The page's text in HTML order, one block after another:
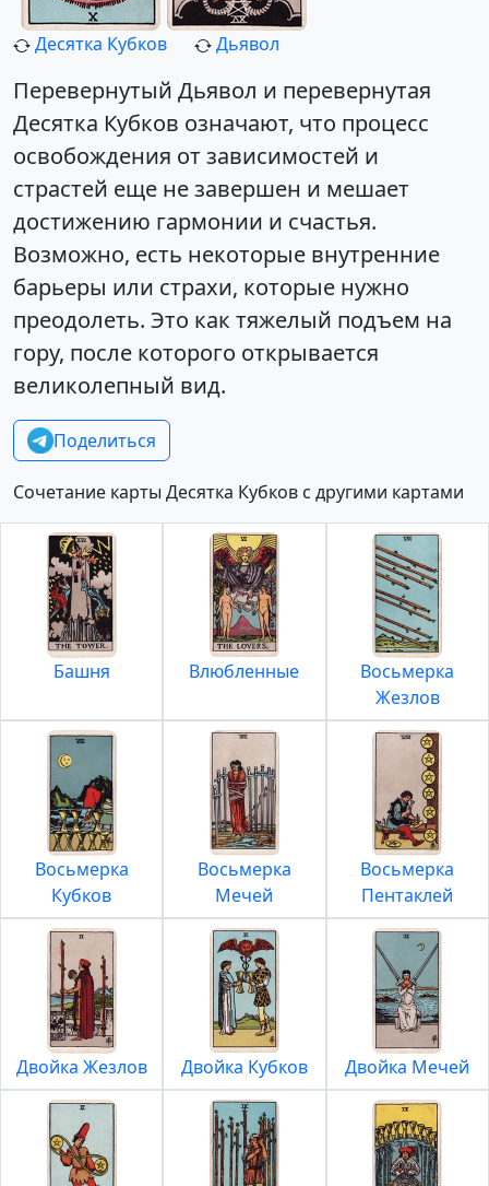
Десятка Кубков Дьявол
Перевернутый Дьявол и перевернутая
Десятка Кубков означают, что процесс
освобождения от зависимостей и
страстей еще не завершен и мешает
достижению гармонии и счастья.
Возможно, есть некоторые внутренние
барьеры или страхи, которые нужно
преодолеть. Это как тяжелый подъем на
гору, после которого открывается
великолепный вид.
Поделиться
Сочетание карты Десятка Кубков с другими картами
Башня Влюбленные
Восьмерка
Жезлов
Восьмерка
Кубков
Восьмерка
Мечей
Восьмерка
Пентаклей
Двойка Жезлов Двойка Кубков Двойка Мечей